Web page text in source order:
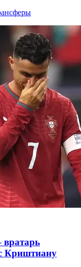
вратарь
Криштиану